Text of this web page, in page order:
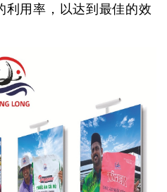
利用率，以达到最佳的效